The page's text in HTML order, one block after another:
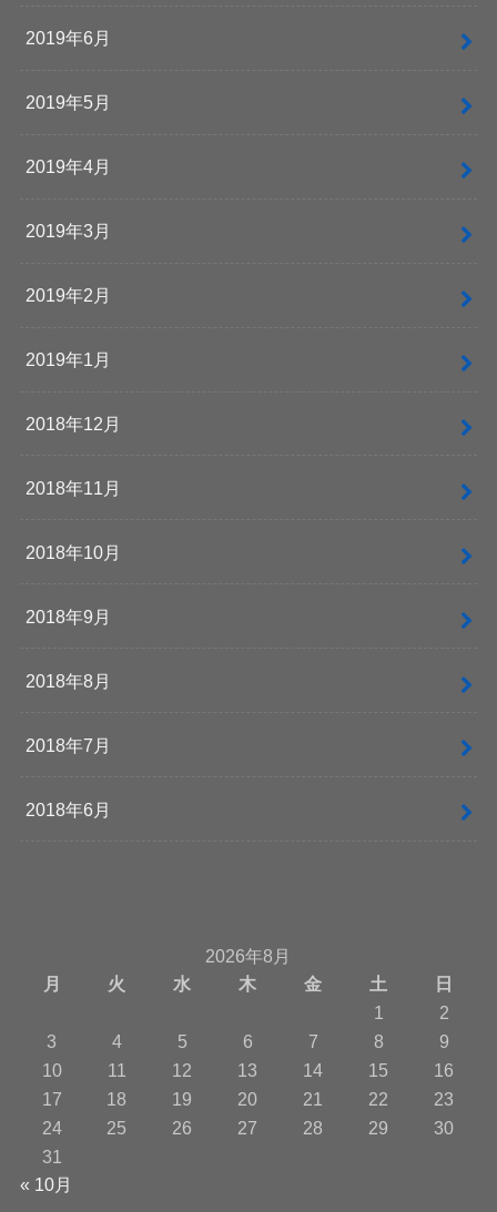
2019年6月
2019年5月
2019年4月
2019年3月
2019年2月
2019年1月
2018年12月
2018年11月
2018年10月
2018年9月
2018年8月
2018年7月
2018年6月
2026年8月
月
火 水 木 金 土
日
1
2
3
4 5 6 7 8
9
10
11 12 13 14 15
16
17
18 19 20 21 22
23
24
25 26 27 28 29
30
31
« 10月